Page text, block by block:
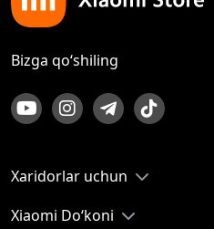
Bizga qo‘shiling
Xaridorlar uchun
Xiaomi Do‘koni